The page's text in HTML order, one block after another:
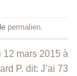
permalien.
12 mars 2015 à
P. dit: J’ai 73